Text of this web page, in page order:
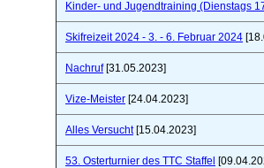
Kinder- und Jugendtraining (Dienstags
Skifreizeit 2024 - 3. - 6. Februar 2024
Nachruf[31.05.2023]
Vize-Meister [24.04.2023]
Alles Versucht[15.04.2023]
53. Osterturnier des TTC Staffel